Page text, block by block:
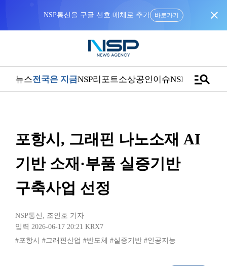
NSP통신을 구글 선호 매체로 추가 바로가기 close
뉴스전국은 지금NSP리포트소상공인이슈NSPTVmanage_search
포항시, 그래핀 나노소재 AI
기반 소재·부품 실증기반
구축사업 선정
NSP통신 , 조인호 기자
입력 2026-06-17 20:21 KRX7
#포항시
#그래핀산업 #반도체 #실증기반 #인공지능